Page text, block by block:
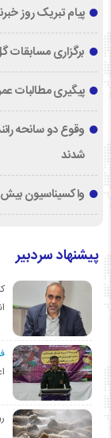
پیام تبریک روز
برگزاری
پیگیری مطالبات
شدند
واکسیناسیون
پیشنهاد سردبیر
اعزام